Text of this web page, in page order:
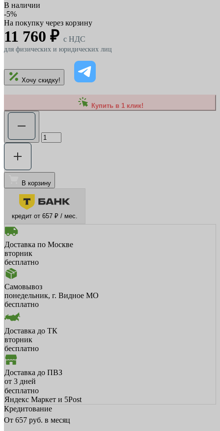
В наличии
-5%
На покупку через корзину
11 760 ₽ c НДС
для физических и юридических лиц
Хочу скидку!
Купить в 1 клик!
В корзину
кредит от 657 ₽ / мес.
Доставка по Москве
вторник
бесплатно
Самовывоз
понедельник, г. Видное МО
бесплатно
Доставка до ТК
вторник
бесплатно
Доставка до ПВЗ
от 3 дней
бесплатно
Яндекс Маркет и 5Post
Кредитование
От 657 руб. в месяц